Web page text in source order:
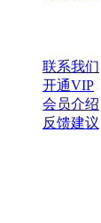
联系我们
开通VIP
会员介绍
反馈建议